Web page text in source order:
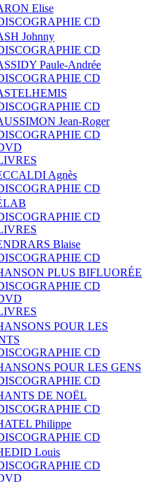
Elise
CD
Johnny
CD
Paule-Andrée
CD
CD
Jean-Roger
CD
Agnès
CD
CD
Blaise
CD
PLUS BIFLUORÉE
CD
POUR LES
CD
POUR LES GENS
CD
DE NOËL
CD
Philippe
CD
Louis
CD